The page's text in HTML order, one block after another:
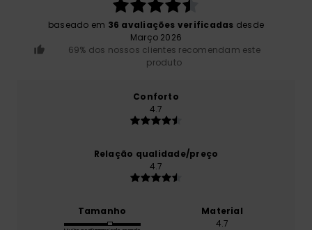
baseado em 36 avaliações verificadas desde
Março 2026
69% dos nossos clientes recomendam este
produto
Conforto
4.7
Relação qualidade/preço
4.7
Tamanho
Material
4.7